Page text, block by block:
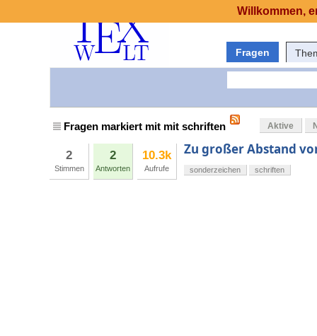
Fragen
Fragen markiert mit mit schriften Aktive
2
Stimmen
2
Antworten
10.3k
Aufrufe
Zu großer Abstand
sonderzeichen schriften
Willkommen,